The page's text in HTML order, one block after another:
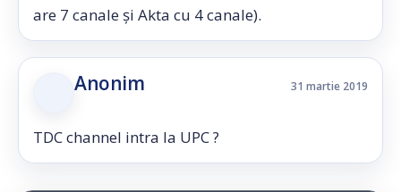
are 7 canale și Akta cu 4 canale).
Anonim 31 martie 2019
TDC channel intra la UPC ?